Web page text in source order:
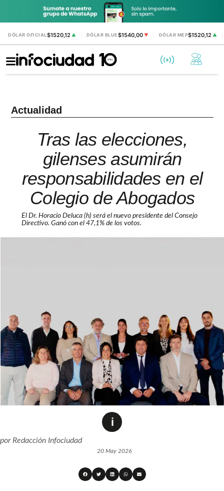
DÓLAR OFICIAL$1520,12 ▲ DÓLAR BLUE$1540,00 ▼ DÓLAR MEP$1520,12 ▲
Actualidad
Tras las elecciones,
gilenses asumirán
responsabilidades en el
Colegio de Abogados
El Dr. Horacio Deluca (h) será el nuevo presidente del Consejo
Directivo. Ganó con el 47,1% de los votos.
porRedacción Infociudad
20 May 2026